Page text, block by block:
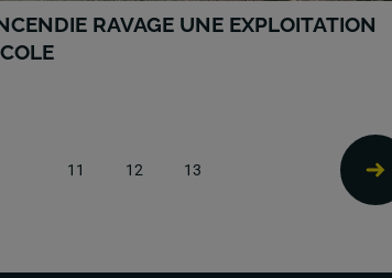
RAVAGE UNE EXPLOITATION
11 12 13